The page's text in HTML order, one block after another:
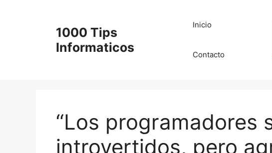
1000 Tips
Informaticos
Inicio
Contacto
“Los programadores
introvertidos, pero